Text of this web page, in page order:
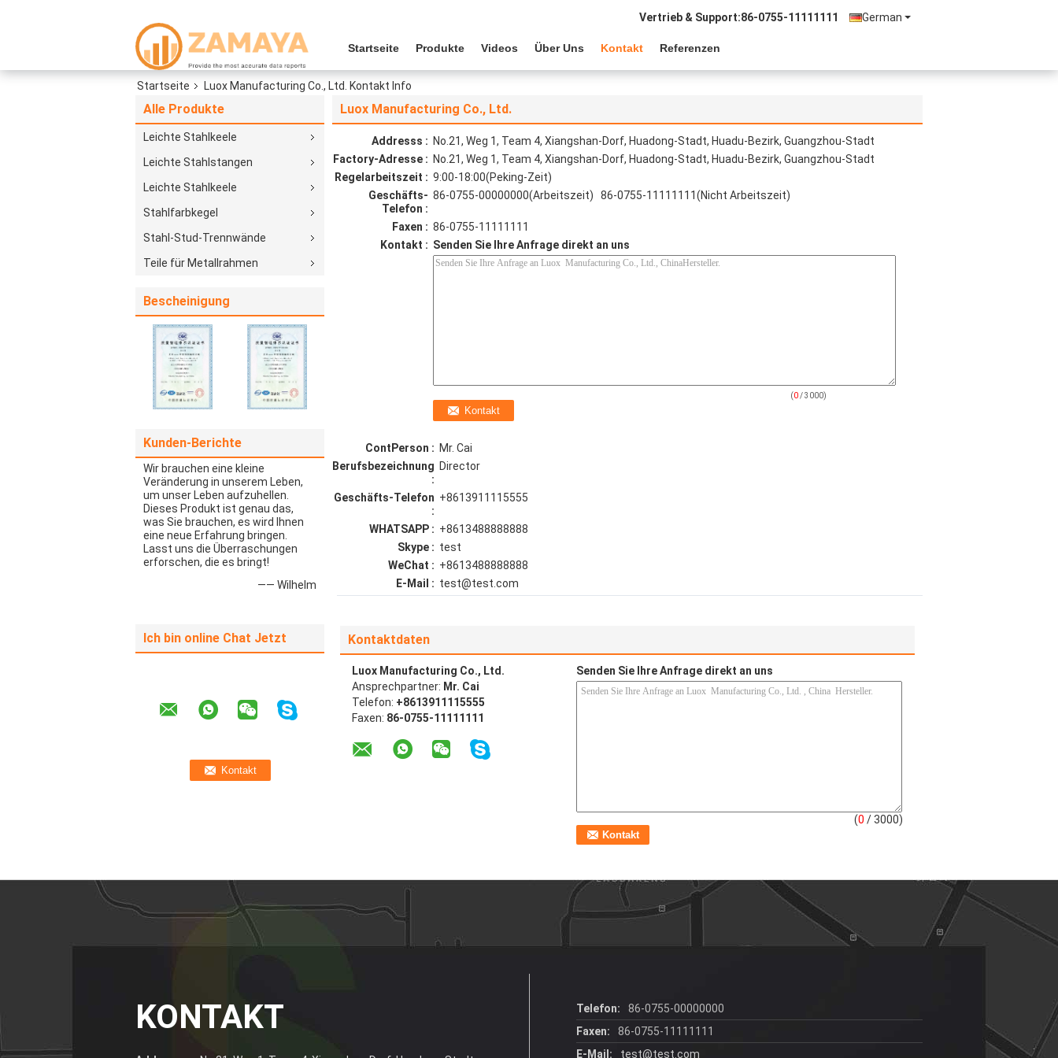
German
Vertrieb & Support:86-0755-11111111
Startseite Produkte Videos Über Uns Kontakt Referenzen
Startseite Luox Manufacturing Co., Ltd. Kontakt Info
Alle Produkte
Leichte Stahlkeele
Leichte Stahlstangen
Leichte Stahlkeele
Stahlfarbkegel
Stahl-Stud-Trennwände
Teile für Metallrahmen
Bescheinigung
Kunden-Berichte
Wir brauchen eine kleine
Veränderung in unserem Leben,
um unser Leben aufzuhellen.
Dieses Produkt ist genau das,
was Sie brauchen, es wird Ihnen
eine neue Erfahrung bringen.
Lasst uns die Überraschungen
erforschen, die es bringt!
—— Wilhelm
Ich bin online Chat Jetzt
Luox Manufacturing Co., Ltd.
Addresss : No.21, Weg 1, Team 4, Xiangshan-Dorf, Huadong-Stadt, Huadu-Bezirk, Guangzhou-Stadt
Factory-Adresse : No.21, Weg 1, Team 4, Xiangshan-Dorf, Huadong-Stadt, Huadu-Bezirk, Guangzhou-Stadt
Regelarbeitszeit : 9:00-18:00(Peking-Zeit)
Geschäfts-
Telefon :
86-0755-00000000(Arbeitszeit) 86-0755-11111111(Nicht Arbeitszeit)
Faxen : 86-0755-11111111
Kontakt : Senden Sie Ihre Anfrage direkt an uns
(0/ 3000)
ContPerson : Mr. Cai
Berufsbezeichnung
:
Director
Geschäfts-Telefon
:
+8613911115555
WHATSAPP : +8613488888888
Skype : test
WeChat : +8613488888888
E-Mail : test@test.com
Kontaktdaten
Luox Manufacturing Co., Ltd.
Ansprechpartner: Mr. Cai
Telefon: +8613911115555
Faxen: 86-0755-11111111
Senden Sie Ihre Anfrage direkt an uns
(0 / 3000)
KONTAKT Telefon:
86-0755-00000000
Faxen:
86-0755-11111111
E-Mail:
test@test.com